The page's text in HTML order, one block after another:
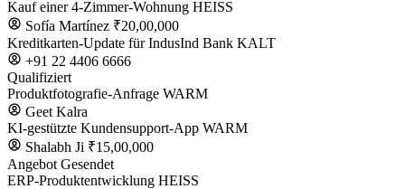
Kauf einer 4-Zimmer-Wohnung HEISS
Sofía Martínez ₹20,00,000
Kreditkarten-Update für IndusInd Bank KALT
+91 22 4406 6666
Qualifiziert
Produktfotografie-Anfrage WARM
Geet Kalra
KI-gestützte Kundensupport-App WARM
Shalabh Ji ₹15,00,000
Angebot Gesendet
ERP-Produktentwicklung HEISS